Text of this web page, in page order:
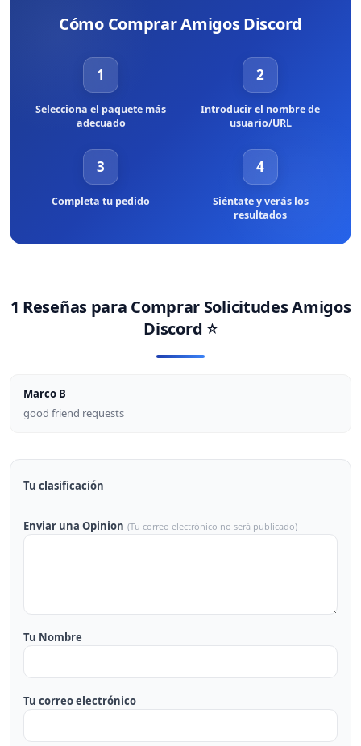
de los términos de servicio de la plataforma. Por lo tanto, nunca
prohibiciones o similares al elegir BuyCheapestFollowers como tu
Cómo Comprar Amigos Discord
1
Selecciona el paquete más
adecuado
2
Introducir el nombre de
usuario/URL
3
Completa tu pedido
4
Siéntate y verás los
resultados
1 Reseñas para Comprar Solicitudes Amigos
Discord ⭐
Marco B
good friend requests
Tu clasificación
Enviar una Opinion (Tu correo electrónico no será publicado)
Tu Nombre
Tu correo electrónico